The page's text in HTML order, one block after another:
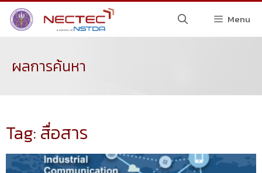
Menu
ผลการค้นหา
Tag: สื่อสาร